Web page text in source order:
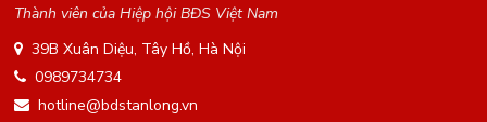
Thành viên của Hiệp hội BĐS Việt Nam
39B Xuân Diệu, Tây Hồ, Hà Nội
0989734734
hotline@bdstanlong.vn